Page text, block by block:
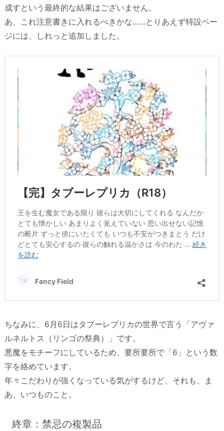
成すという最終的な結果はございません。
あ、これ注意書きに入れるべきかな……とりあえず特設ペー
ジには、しれっと追加しました。
ちなみに、6月6日はタブーレプリカの世界で言う「アヴァ
ルネルトス（リンゴの祭典）」です。
悪魔をモチーフにしているため、要所要所で「6」という数
字を絡めています。
年々こだわりが強くなっている気がするけど、それも、ま
あ、いつものこと。
終章：禁忌の複製品